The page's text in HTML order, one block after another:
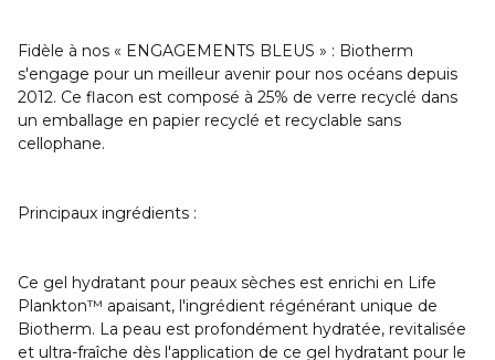
Fidèle à nos « ENGAGEMENTS BLEUS » : Biotherm
s'engage pour un meilleur avenir pour nos océans depuis
2012. Ce flacon est composé à 25% de verre recyclé dans
un emballage en papier recyclé et recyclable sans
cellophane.
Principaux ingrédients :
Ce gel hydratant pour peaux sèches est enrichi en Life
Plankton™ apaisant, l'ingrédient régénérant unique de
Biotherm. La peau est profondément hydratée, revitalisée
et ultra-fraîche dès l'application de ce gel hydratant pour le